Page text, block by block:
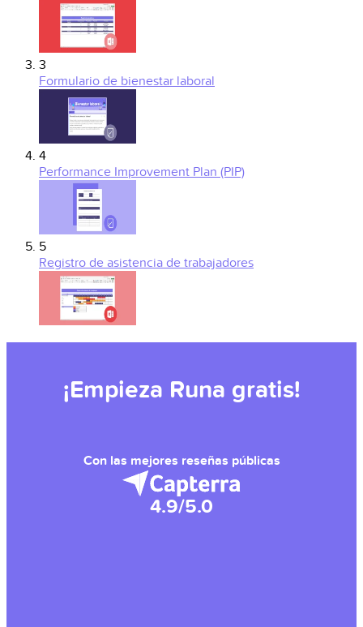
3
Formulario de bienestar laboral
4
Performance Improvement Plan (PIP)
5
Registro de asistencia de trabajadores
¡Empieza Runa gratis!
Con las mejores reseñas públicas
4.9/5.0